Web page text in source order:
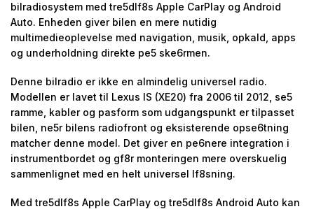
bilradiosystem med tre5dlf8s Apple CarPlay og Android
Auto. Enheden giver bilen en mere nutidig
multimedieoplevelse med navigation, musik, opkald, apps
og underholdning direkte pe5 ske6rmen.
Denne bilradio er ikke en almindelig universel radio.
Modellen er lavet til Lexus IS (XE20) fra 2006 til 2012, se5
ramme, kabler og pasform som udgangspunkt er tilpasset
bilen, ne5r bilens radiofront og eksisterende opse6tning
matcher denne model. Det giver en pe6nere integration i
instrumentbordet og gf8r monteringen mere overskuelig
sammenlignet med en helt universel lf8sning.
Med tre5dlf8s Apple CarPlay og tre5dlf8s Android Auto kan